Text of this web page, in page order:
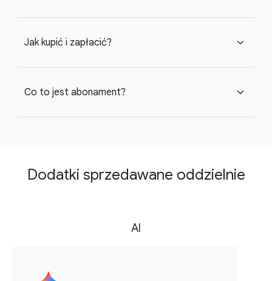
Jak kupić i zapłacić? expand_more
Co to jest abonament? expand_more
Dodatki sprzedawane oddzielnie
AI